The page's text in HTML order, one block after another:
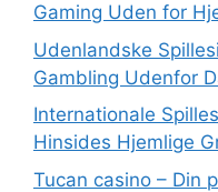
Gaming Uden for
Udenlandske
Gambling Udenfor
Internationale
Hinsides Hjemlige
Tucan casino – Din